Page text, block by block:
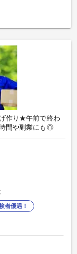
作り★午前で終わ
間や副業にも◎
者優遇！